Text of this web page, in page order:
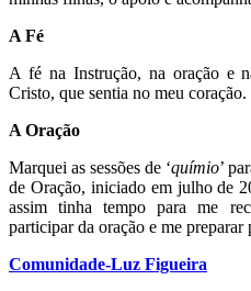
A Fé
A fé na Instrução, na oração e
Cristo, que sentia no meu coração.
A Oração
Marquei as sessões de ‘químio’
de Oração, iniciado em julho de
assim tinha tempo para me
participar da oração e me preparar
Comunidade-Luz Figueira